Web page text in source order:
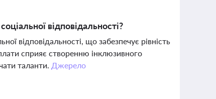
відповідальності?
відповідальності, що забезпечує рівність
сприяє створенню інклюзивного
таланти. Джерело